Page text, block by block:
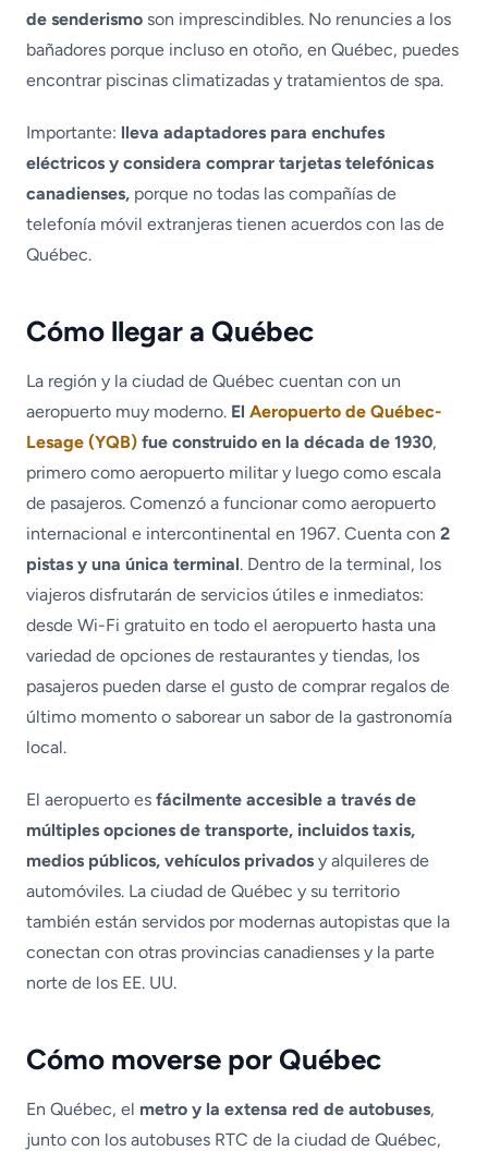
de senderismo son imprescindibles. No renuncies a los
bañadores porque incluso en otoño, en Québec, puedes
encontrar piscinas climatizadas y tratamientos de spa.
Importante: lleva adaptadores para enchufes
eléctricos y considera comprar tarjetas telefónicas
canadienses, porque no todas las compañías de
telefonía móvil extranjeras tienen acuerdos con las de
Québec.
Cómo llegar a Québec
La región y la ciudad de Québec cuentan con un
aeropuerto muy moderno. El Aeropuerto de Québec-
Lesage (YQB) fue construido en la década de 1930,
primero como aeropuerto militar y luego como escala
de pasajeros. Comenzó a funcionar como aeropuerto
internacional e intercontinental en 1967. Cuenta con 2
pistas y una única terminal. Dentro de la terminal, los
viajeros disfrutarán de servicios útiles e inmediatos:
desde Wi-Fi gratuito en todo el aeropuerto hasta una
variedad de opciones de restaurantes y tiendas, los
pasajeros pueden darse el gusto de comprar regalos de
último momento o saborear un sabor de la gastronomía
local.
El aeropuerto es fácilmente accesible a través de
múltiples opciones de transporte, incluidos taxis,
medios públicos, vehículos privados y alquileres de
automóviles. La ciudad de Québec y su territorio
también están servidos por modernas autopistas que la
conectan con otras provincias canadienses y la parte
norte de los EE. UU.
Cómo moverse por Québec
En Québec, el metro y la extensa red de autobuses,
junto con los autobuses RTC de la ciudad de Québec,